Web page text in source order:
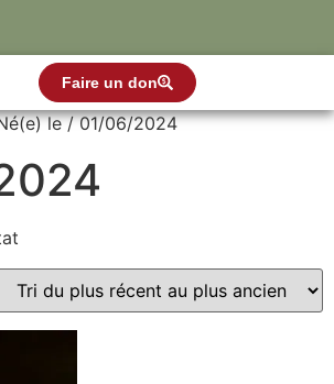
Faire un don
le / 01/06/2024